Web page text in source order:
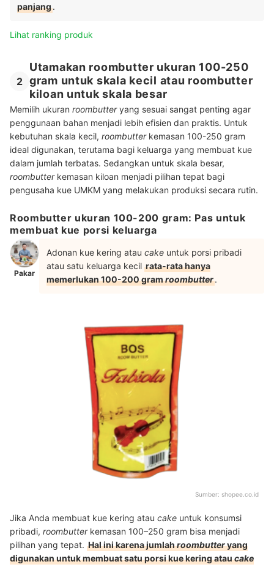
panjang.
Lihat ranking produk
2
Utamakan roombutter ukuran 100-250
gram untuk skala kecil atau roombutter
kiloan untuk skala besar
Memilih ukuran roombutteryang sesuai sangat penting agar
penggunaan bahan menjadi lebih efisien dan praktis. Untuk
kebutuhan skala kecil, roombutterkemasan 100-250 gram
ideal digunakan, terutama bagi keluarga yang membuat kue
dalam jumlah terbatas. Sedangkan untuk skala besar,
roombutterkemasan kiloan menjadi pilihan tepat bagi
pengusaha kue UMKM yang melakukan produksi secara rutin.
Roombutter ukuran 100-200 gram: Pas untuk
membuat kue porsi keluarga
Pakar
Adonan kue kering atau cake untuk porsi pribadi
atau satu keluarga kecil rata-rata hanya
memerlukan 100-200 gramroombutter.
Sumber: shopee.co.id
Jika Anda membuat kue kering atau cake untuk konsumsi
pribadi, roombutterkemasan 100–250 gram bisa menjadi
pilihan yang tepat. Hal ini karena jumlahroombutteryang
digunakan untuk membuat satu porsi kue kering ataucake